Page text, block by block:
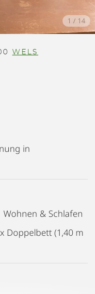
1 / 14
WELS
in
Wohnen & Schlafen
Doppelbett (1,40 m